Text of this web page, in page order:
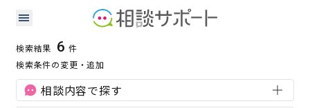
千葉県の補助金・助成金に強い専門家の検索結果
補助金・助成金
検索結果 6 件
検索条件の変更・追加
相談内容で探す